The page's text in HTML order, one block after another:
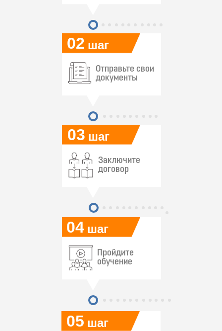
05
04
03
02 шаг
шаг
шаг
шаг
Отправьте свои
документы
Заключите
договор
Пройдите
обучение